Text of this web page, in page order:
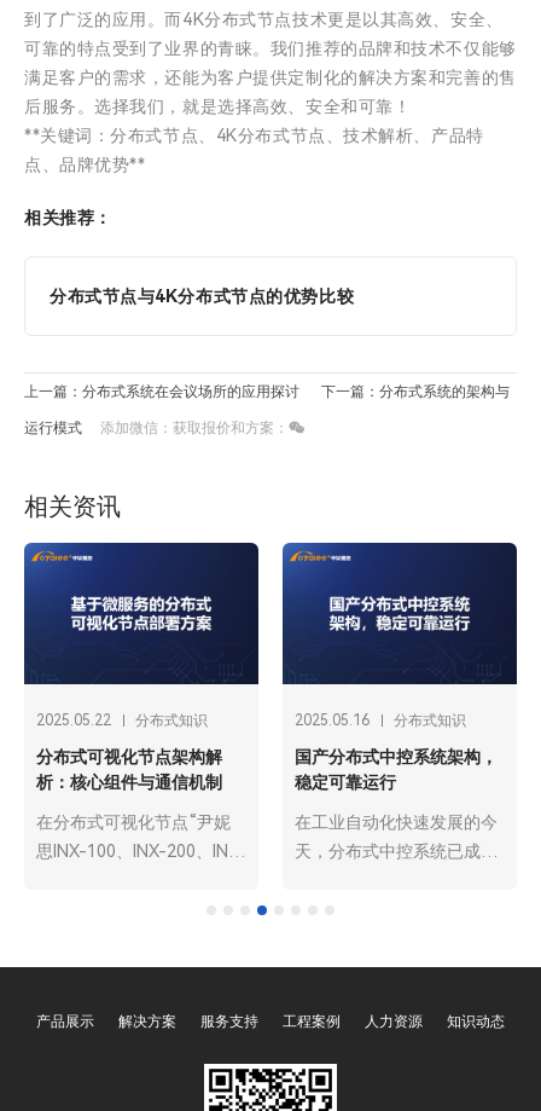
到了广泛的应用。而4K分布式节点技术更是以其高效、安全、
可靠的特点受到了业界的青睐。我们推荐的品牌和技术不仅能够
满足客户的需求，还能为客户提供定制化的解决方案和完善的售
后服务。选择我们，就是选择高效、安全和可靠！
**关键词：分布式节点、4K分布式节点、技术解析、产品特
点、品牌优势**
相关推荐：
分布式节点与4K分布式节点的优势比较
上一篇：分布式系统在会议场所的应用探讨 下一篇：分布式系统的架构与
运行模式 添加微信：获取报价和方案：
相关资讯
2025.05.22 分布式知识
分布式可视化节点架构解
析：核心组件与通信机制
在分布式可视化节点“尹妮
思INX-100、INX-200、INX-
据在节点之间的传输方式和
TCP 和 UDP。TCP 协议提
务，确保数据的准确性和完
2025.05.16 分布式知识
国产分布式中控系统架构，
稳定可靠运行
在工业自动化快速发展的今
天，分布式中控系统已成为
节，确保生产过程的高效、
息技术有限公司oyalee中议
统“OY-N1000C、OY-
产品展示 解决方案 服务支持 工程案例 人力资源 知识动态